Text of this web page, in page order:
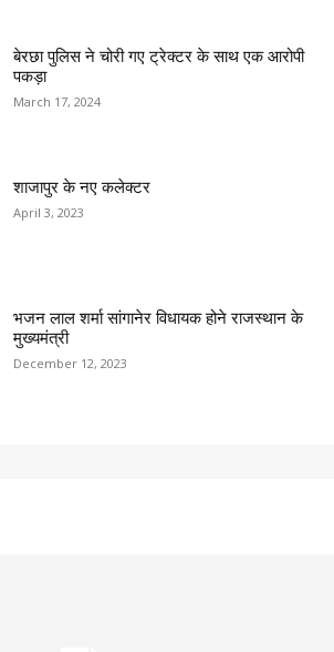
बेरछा पुलिस ने चोरी गए ट्रेक्टर के साथ एक आरोपी
पकड़ा
March 17, 2024
शाजापुर के नए कलेक्टर
April 3, 2023
भजन लाल शर्मा सांगानेर विधायक होने राजस्थान के
मुख्यमंत्री
December 12, 2023